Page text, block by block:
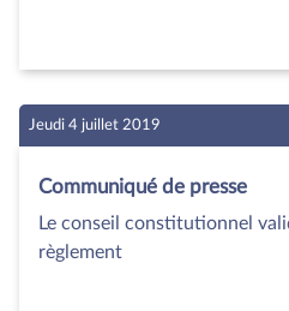
Jeudi 4 juillet 2019
Communiqué de presse
Le conseil constitutionnel
règlement